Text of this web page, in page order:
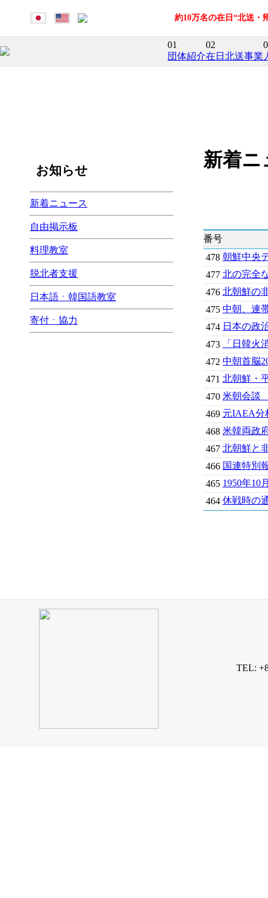
約10万名の在日“北送・
01
団体紹介
02
在日北送事業
お知らせ
新着ニュース
自由掲示板
料理教室
脱北者支援
日本語ㆍ韓国語教室
寄付ㆍ協力
新着ニ
番号
478 朝鮮中央
477 北の完全
476 北朝鮮の
475 中朝、連
474 日本の政
473
「日韓火
472 中朝首脳
471 北朝鮮・
470 米朝会談
469 元IAEA分
468 米韓両政
467 北朝鮮と
466 国連特別
465 1950年10
464 休戦時の
TEL: